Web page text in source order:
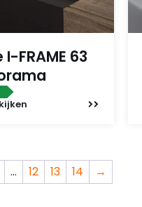
FRAME 63
… 12 13 14 →